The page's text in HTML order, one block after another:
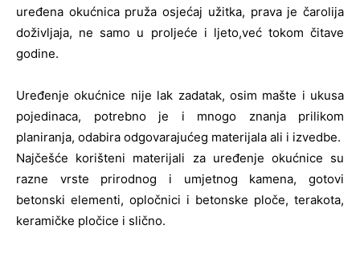
uređena okućnica pruža osjećaj užitka, prava je čarolija
doživljaja, ne samo u proljeće i ljeto,već tokom čitave
godine.
Uređenje okućnice nije lak zadatak, osim mašte i ukusa
pojedinaca, potrebno je i mnogo znanja prilikom
planiranja, odabira odgovarajućeg materijala ali i izvedbe.
Najčešće korišteni materijali za uređenje okućnice su
razne vrste prirodnog i umjetnog kamena, gotovi
betonski elementi, opločnici i betonske ploče, terakota,
keramičke pločice i slično.